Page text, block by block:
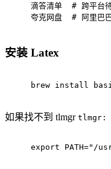
滴答清单 # 跨平台
夸克网盘 # 阿里巴
安装 Latex
brew install
如果找不到 tlmgr tlmgr:
export PATH="/